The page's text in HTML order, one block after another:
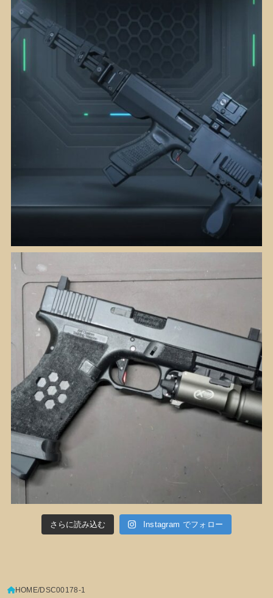
さらに読み込む Instagram でフォロー
HOME DSC00178-1